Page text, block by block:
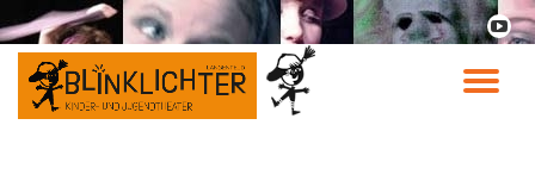
Skip
content
fa-
play